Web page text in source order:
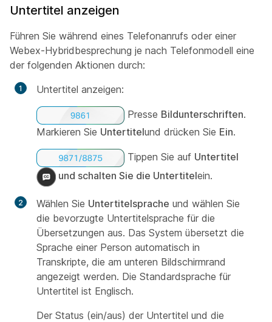
Untertitel anzeigen
Führen Sie während eines Telefonanrufs oder einer
Webex-Hybridbesprechung je nach Telefonmodell eine
der folgenden Aktionen durch:
Untertitel anzeigen:
Presse Bildunterschriften.
Markieren Sie Untertitelund drücken Sie Ein.
Tippen Sie auf Untertitel
und schalten Sie die Untertitelein.
Wählen Sie Untertitelsprache und wählen Sie
die bevorzugte Untertitelsprache für die
Übersetzungen aus. Das System übersetzt die
Sprache einer Person automatisch in
Transkripte, die am unteren Bildschirmrand
angezeigt werden. Die Standardsprache für
Untertitel ist Englisch.
Der Status (ein/aus) der Untertitel und die